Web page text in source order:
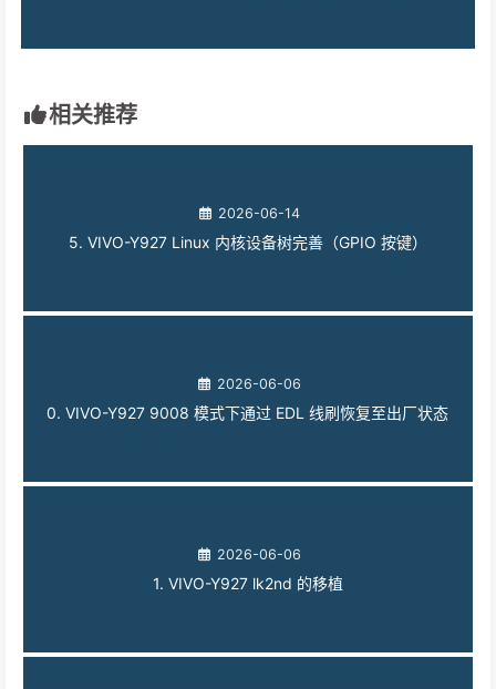
相关推荐
2026-06-14
5. VIVO-Y927 Linux 内核设备树完善（GPIO 按键）
2026-06-06
0. VIVO-Y927 9008 模式下通过 EDL 线刷恢复至出厂状态
2026-06-06
1. VIVO-Y927 lk2nd 的移植